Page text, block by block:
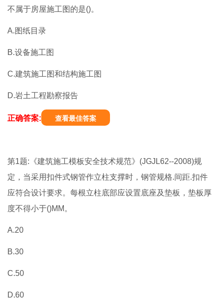
不属于房屋施工图的是()。
A.图纸目录
B.设备施工图
C.建筑施工图和结构施工图
D.岩土工程勘察报告
正确答案: 查看最佳答案
第1题:《建筑施工模板安全技术规范》(JGJL62--2008)规
定，当采用扣件式钢管作立柱支撑时，钢管规格.间距.扣件
应符合设计要求。每根立柱底部应设置底座及垫板，垫板厚
度不得小于()MM。
A.20
B.30
C.50
D.60